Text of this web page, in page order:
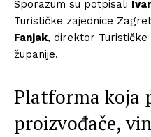
Sporazum su potpisali
Turističke zajednice
Fanjak, direktor Turističke
županije.
Platforma koja
proizvođače,